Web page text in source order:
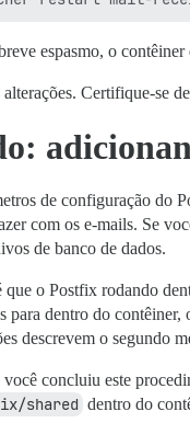
espasmo, o
alterações. Certifique-se
de configuração do
com os e-mails. Se
de banco de dados.
que o Postfix rodando
para dentro do
descrevem o segundo
concluiu este
shared dentro do